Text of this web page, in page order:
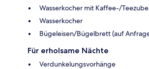
Wasserkocher mit Kaffee-/
Wasserkocher
Bügeleisen/Bügelbrett (auf
Für erholsame Nächte
Verdunkelungsvorhänge